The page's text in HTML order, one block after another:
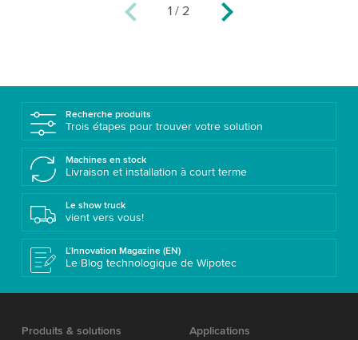
1 /2
Recherche produits
Trois étapes pour trouver votre solution
Machines en stock
Livraison et installation à court terme
Le show truck
vient vers vous!
L’Innovation Magazine (EN)
Le Blog technologique de Wipotec
Produits & solutions
Applications